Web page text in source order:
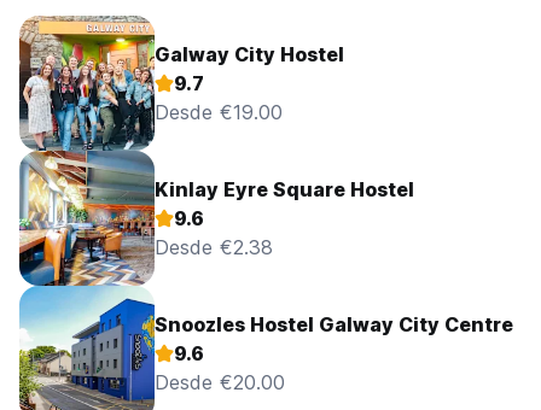
Galway City Hostel
9.7
Desde €19.00
Kinlay Eyre Square Hostel
9.6
Desde €2.38
Snoozles Hostel Galway City Centre
9.6
Desde €20.00